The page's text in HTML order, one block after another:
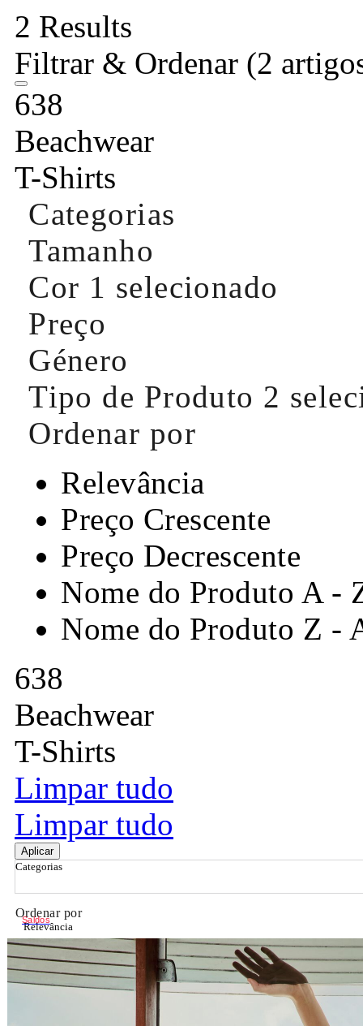
2 Results
Filtrar & Ordenar (2
638
Beachwear
T-Shirts
Categorias
Tamanho
Cor 1 selecionado
Preço
Género
Tipo de Produto 2
Ordenar por
Relevância
Preço Crescente
Preço Decrescente
Nome do Produto A -
Nome do Produto Z -
638
Beachwear
T-Shirts
Limpar tudo
Limpar tudo
Aplicar
Categorias
Ordenar por
Relevância
Relevância
Preço Crescente
Preço Decrescente
Nome do Produto A - Z
Nome do Produto Z - A
Saldos